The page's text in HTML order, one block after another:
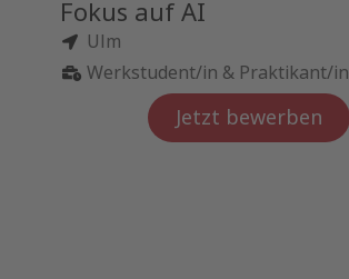
Fokus auf AI
Ulm
Werkstudent/in & Praktikant/in
Jetzt bewerben